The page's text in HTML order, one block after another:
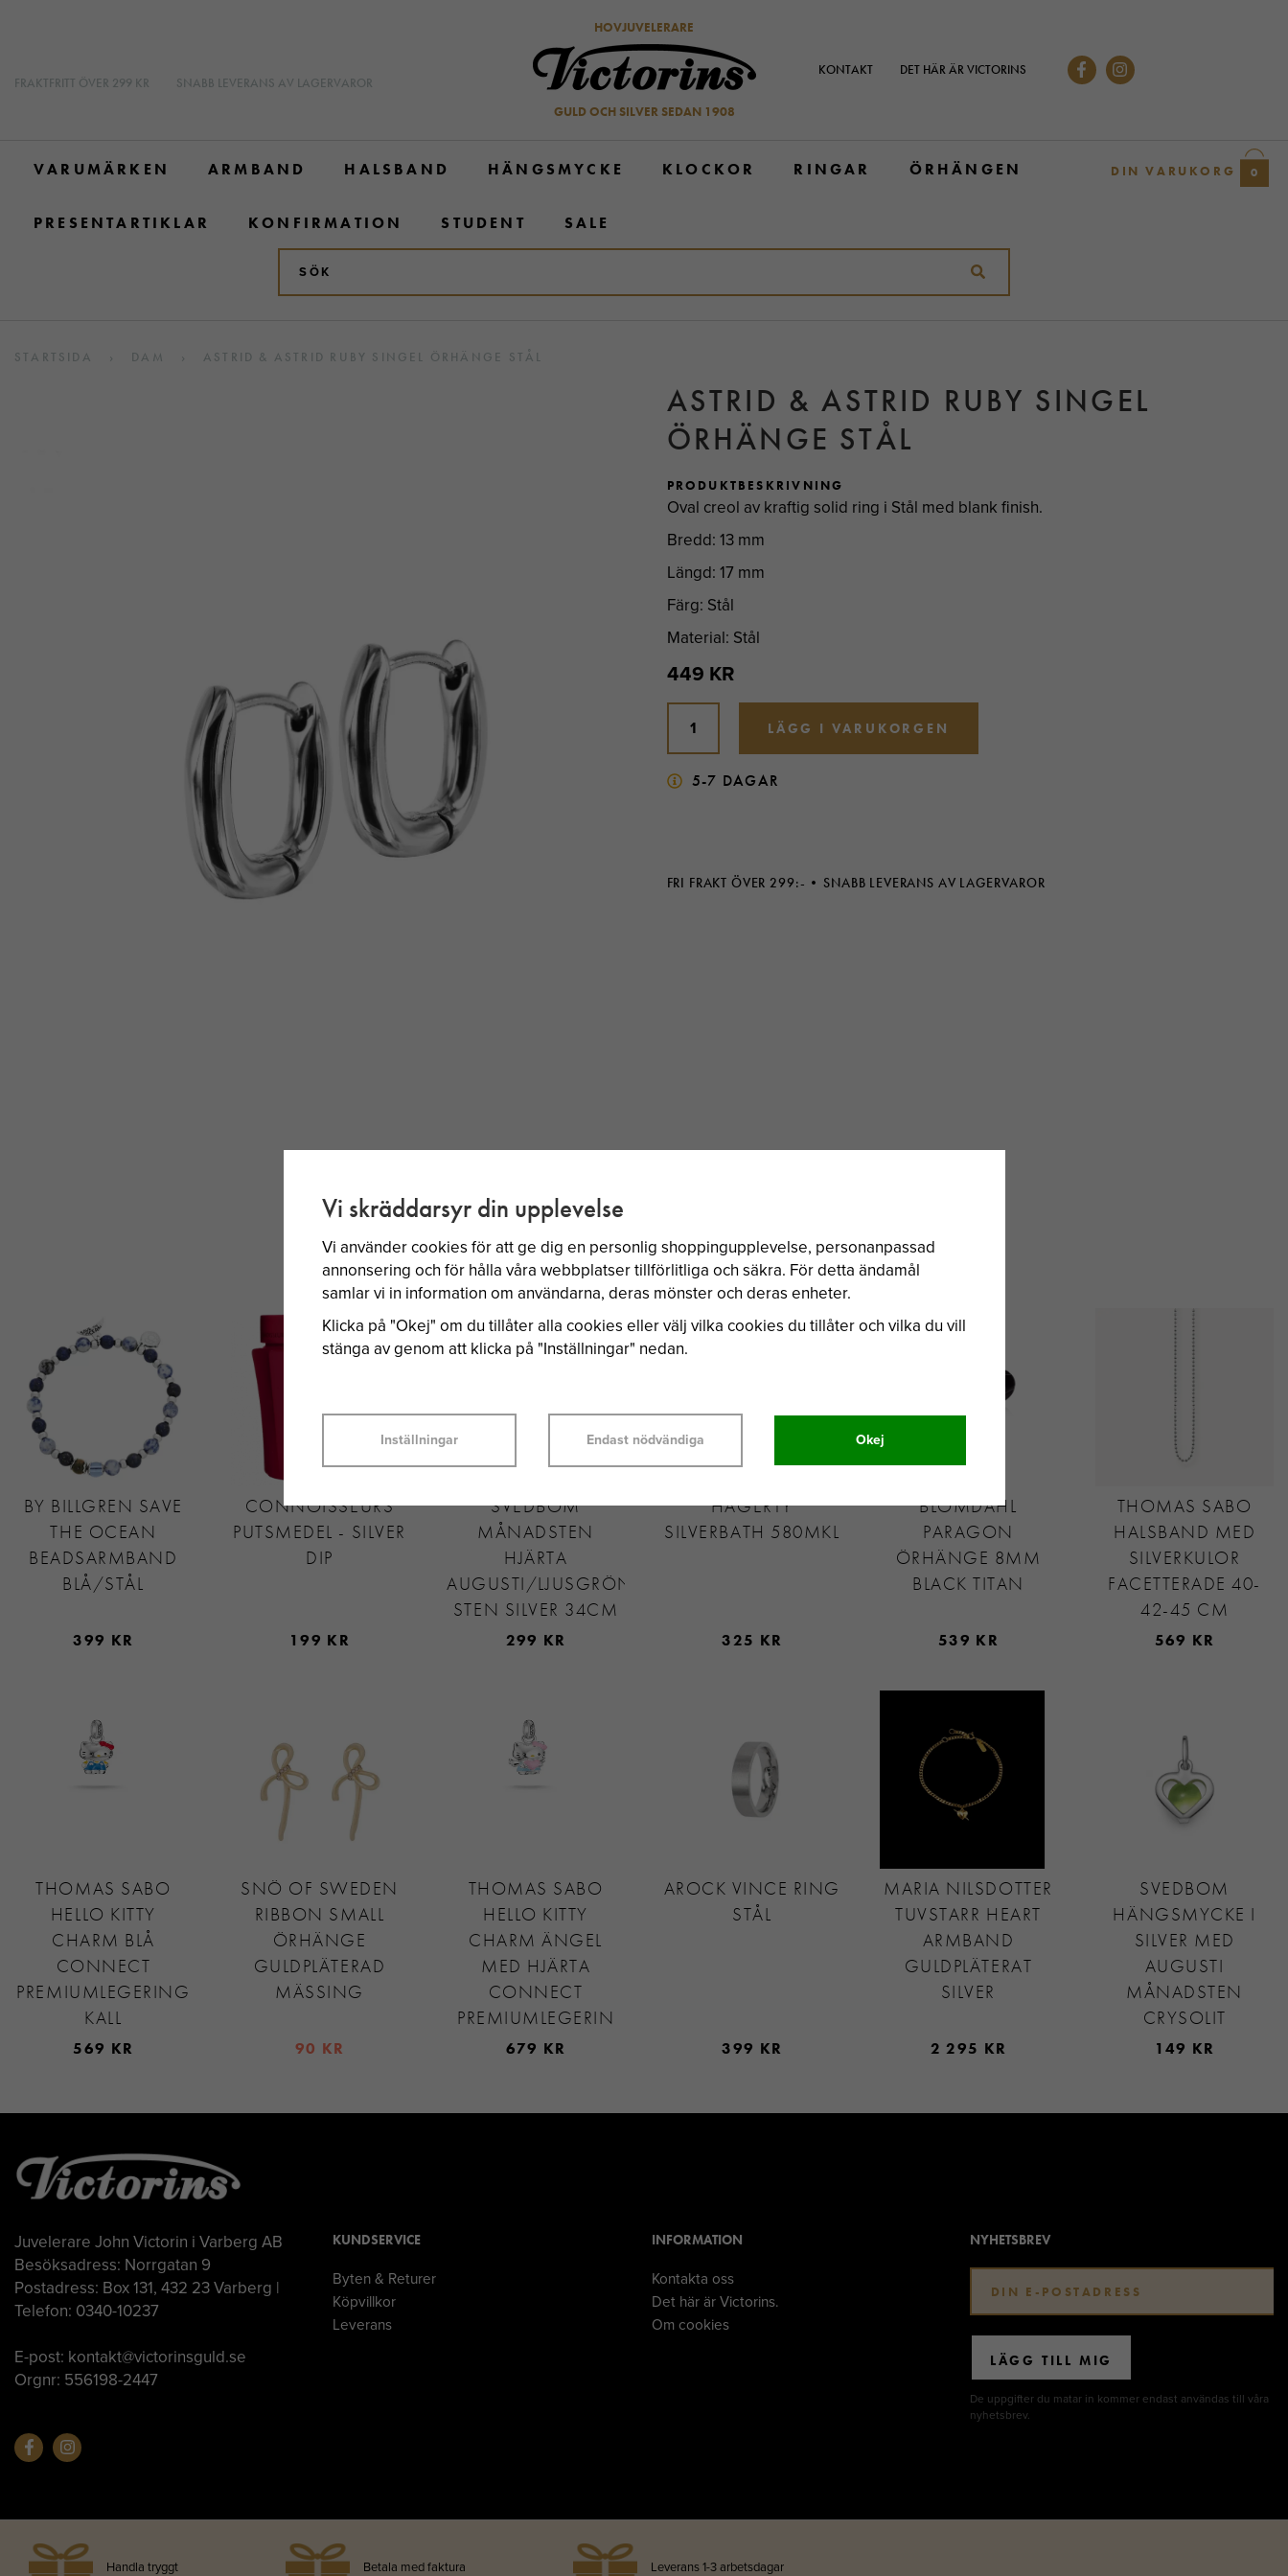
FRAKTFRITT ÖVER 299 KR SNABB LEVERANS AV LAGERVAROR
HOVJUVELERARE
GULD OCH SILVER SEDAN 1908
KONTAKT DET HÄR ÄR VICTORINS
VARUMÄRKEN ARMBAND HALSBAND HÄNGSMYCKE KLOCKOR RINGAR ÖRHÄNGEN
PRESENTARTIKLAR KONFIRMATION STUDENT SALE
DIN VARUKORG 0
STARTSIDA › DAM › ASTRID & ASTRID RUBY SINGEL ÖRHÄNGE STÅL
ASTRID & ASTRID RUBY SINGEL
ÖRHÄNGE STÅL
PRODUKTBESKRIVNING
Oval creol av kraftig solid ring i Stål med blank finish.
Bredd: 13 mm
Längd: 17 mm
Färg: Stål
Material: Stål
449 KR
LÄGG I VARUKORGEN
5-7 DAGAR
FRI FRAKT ÖVER 299:- SNABB LEVERANS AV LAGERVAROR
BÄSTSÄLJARE
BY BILLGREN SAVE
THE OCEAN
BEADSARMBAND
BLÅ/STÅL
399 KR
CONNOISSEURS
PUTSMEDEL - SILVER
DIP
199 KR
SVEDBOM
MÅNADSTEN
HJÄRTA
AUGUSTI/LJUSGRÖN
STEN SILVER 34CM
299 KR
HAGERTY
SILVERBATH 580MKL
325 KR
BLOMDAHL
PARAGON
ÖRHÄNGE 8MM
BLACK TITAN
539 KR
THOMAS SABO
HALSBAND MED
SILVERKULOR
FACETTERADE 40-
42-45 CM
569 KR
THOMAS SABO
HELLO KITTY
CHARM BLÅ
CONNECT
PREMIUMLEGERING
KALL
569 KR
SNÖ OF SWEDEN
RIBBON SMALL
ÖRHÄNGE
GULDPLÄTERAD
MÄSSING
90 KR
THOMAS SABO
HELLO KITTY
CHARM ÄNGEL
MED HJÄRTA
CONNECT
PREMIUMLEGERIN
679 KR
AROCK VINCE RING
STÅL
399 KR
MARIA NILSDOTTER
TUVSTARR HEART
ARMBAND
GULDPLÄTERAT
SILVER
2 295 KR
SVEDBOM
HÄNGSMYCKE I
SILVER MED
AUGUSTI
MÅNADSTEN
CRYSOLIT
149 KR
Juvelerare John Victorin i Varberg AB
Besöksadress: Norrgatan 9
Postadress: Box 131, 432 23 Varberg |
Telefon: 0340-10237
E-post: kontakt@victorinsguld.se
Orgnr: 556198-2447
KUNDSERVICE
Byten & Returer
Köpvillkor
Leverans
INFORMATION
Kontakta oss
Det här är Victorins.
Om cookies
NYHETSBREV
LÄGG TILL MIG
De uppgifter du matar in kommer endast användas till våra
nyhetsbrev.
Handla tryggt
Betala med faktura
Leverans 1-3 arbetsdagar
Vi skräddarsyr din upplevelse
Vi använder cookies för att ge dig en personlig shoppingupplevelse, personanpassad
annonsering och för hålla våra webbplatser tillförlitliga och säkra. För detta ändamål
samlar vi in information om användarna, deras mönster och deras enheter.
Klicka på "Okej" om du tillåter alla cookies eller välj vilka cookies du tillåter och vilka du vill
stänga av genom att klicka på "Inställningar" nedan.
Inställningar Endast nödvändiga Okej